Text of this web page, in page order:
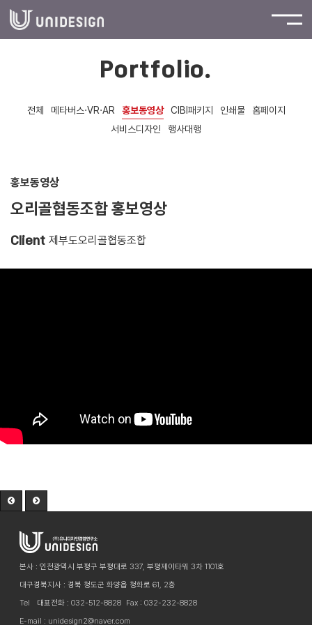
Portfolio.
전체 메타버스·VR·AR 홍보동영상 CIBI패키지 인쇄물
홈페이지
서비스디자인
행사대행
홍보동영상
오리골협동조합 홍보영상
Client 제부도오리골협동조합
본사 : 인천광역시 부평구 부평대로 337, 부평제이타워 3차 1101호
대구경북지사 : 경북 청도군 화양읍 청화로 61, 2층
Tel
대표전화 : 032-512-8828 Fax : 032-232-8828
E-mail : unidesign2@naver.com